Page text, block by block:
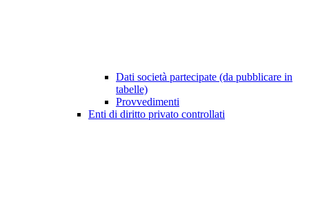
Dati società partecipate (da pubblicare in
tabelle)
Provvedimenti
Enti di diritto privato controllati